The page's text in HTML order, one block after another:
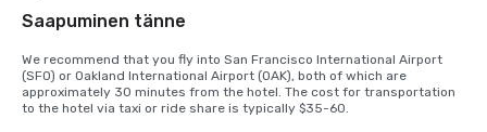
Saapuminen tänne
We recommend that you fly into San Francisco International Airport
(SFO) or Oakland International Airport (OAK), both of which are
approximately 30 minutes from the hotel. The cost for transportation
to the hotel via taxi or ride share is typically $35-60.